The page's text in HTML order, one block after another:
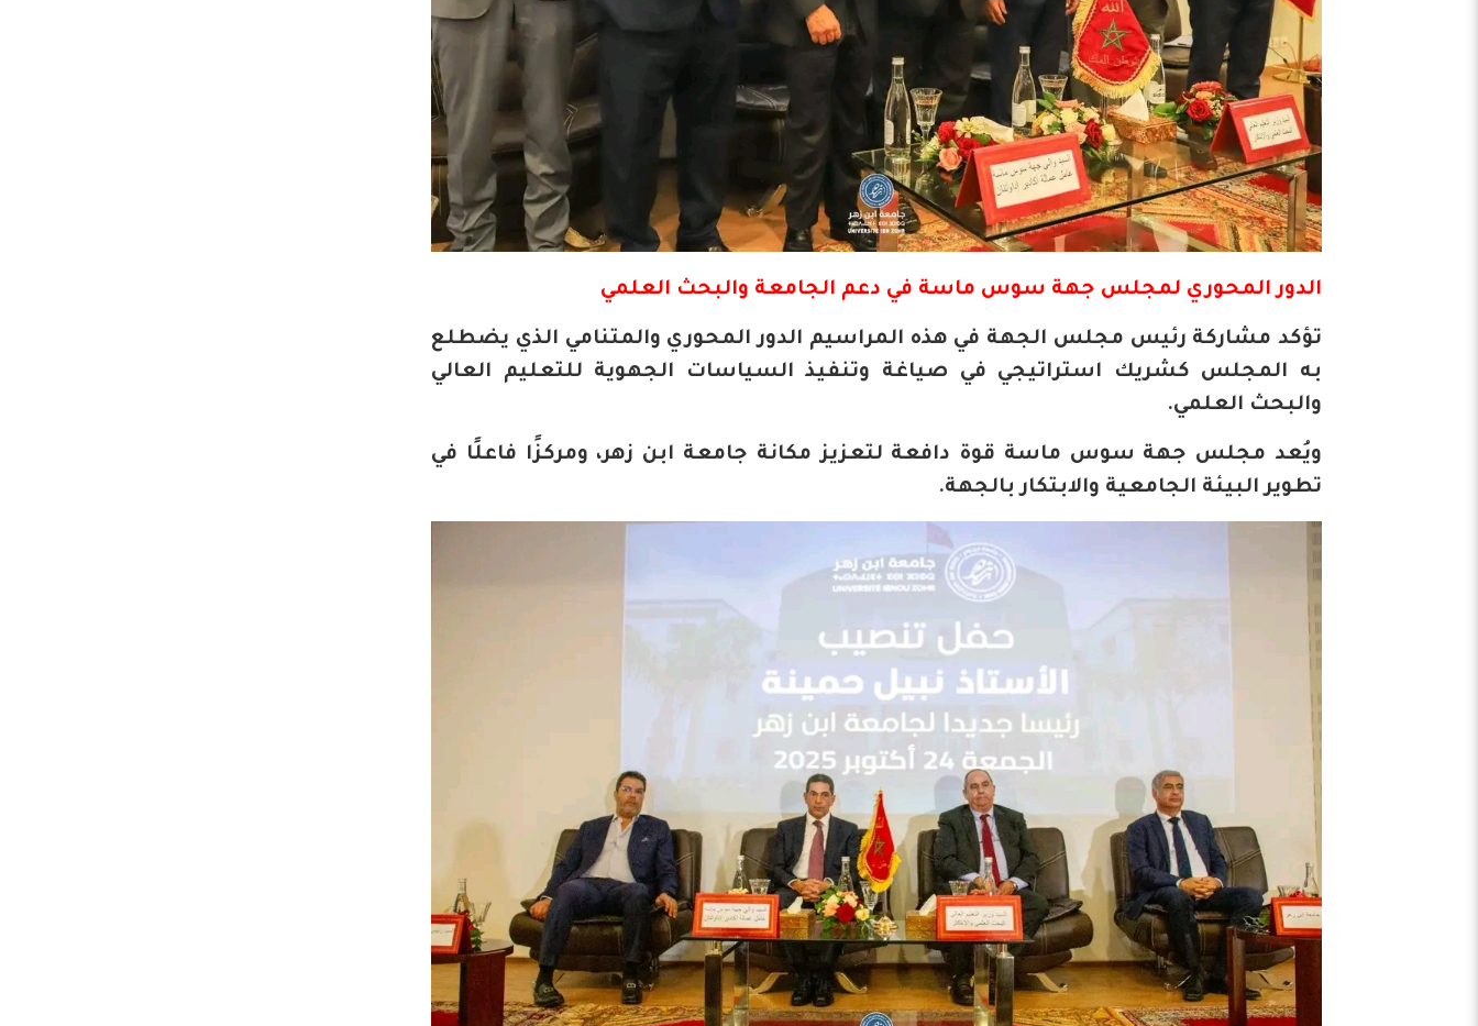
الدور المحوري لمجلس جهة سوس ماسة في دعم الجامعة والبحث العلمي
تؤكد مشاركة رئيس مجلس الجهة في هذه المراسيم الدور المحوري والمتنامي الذي يضطلع
به المجلس كشريك استراتيجي في صياغة وتنفيذ السياسات الجهوية للتعليم العالي
والبحث العلمي.
ويُعد مجلس جهة سوس ماسة قوة دافعة لتعزيز مكانة جامعة ابن زهر، ومركزًا فاعلًا في
تطوير البيئة الجامعية والابتكار بالجهة.